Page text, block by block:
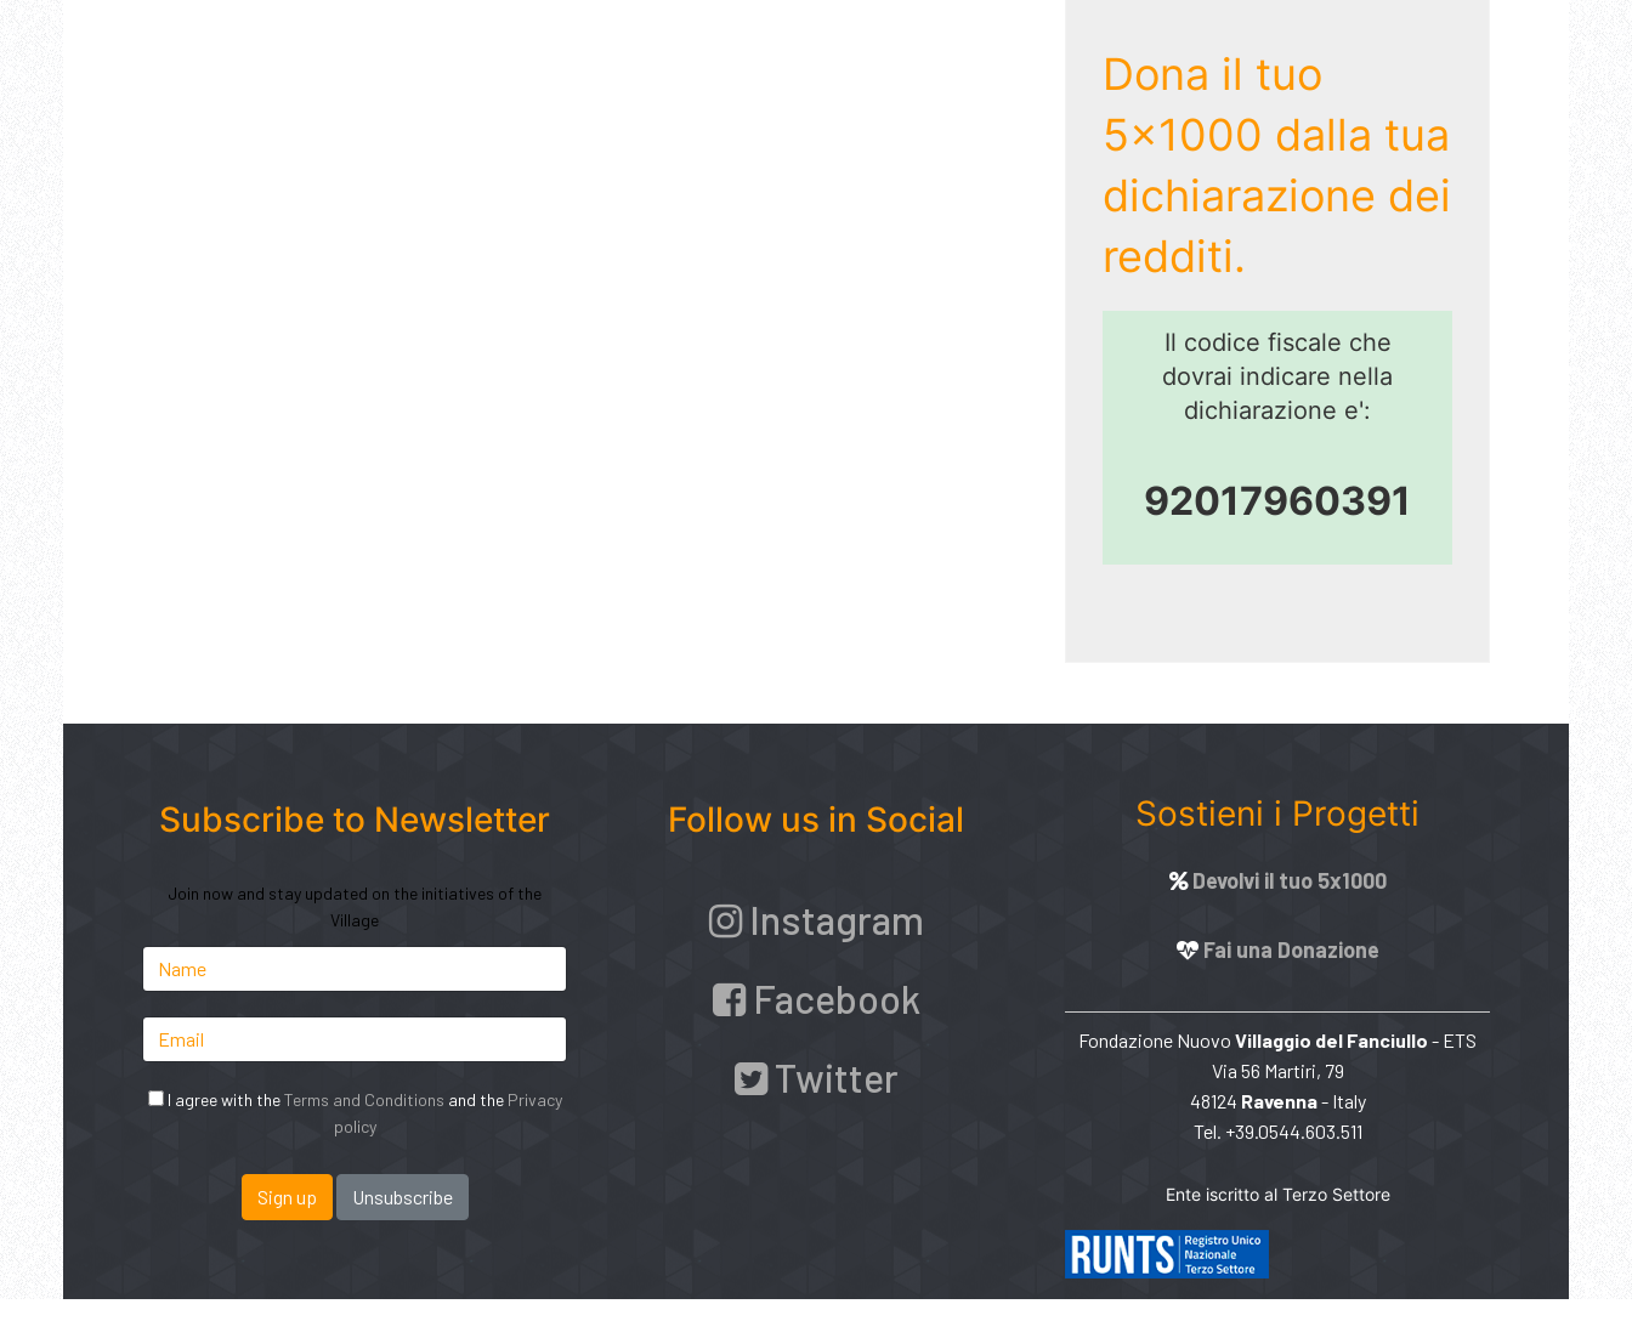
Dona il tuo
5x1000 dalla tua
dichiarazione dei
redditi.
Il codice fiscale che
dovrai indicare nella
dichiarazione e':
92017960391
Subscribe to Newsletter
Join now and stay updated on the initiatives of the
Village
I agree with theTerms and Conditions and the Privacy
policy
Follow us in Social
Instagram
Facebook
Twitter
Sostieni i Progetti
Devolvi il tuo 5x1000
Fai una Donazione
Fondazione Nuovo Villaggio del Fanciullo - ETS
Via 56 Martiri, 79
48124 Ravenna- Italy
Tel. +39.0544.603.511
Ente iscritto al Terzo Settore